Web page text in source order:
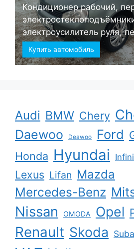
Кондиционер рабочий,
электроусилитель руля,
Купить автомобиль
Audi BMW Chery
Daewoo Deawoo Ford
Honda Hyundai
Lexus Lifan Mazda
Mercedes-Benz
Nissan OMODA Opel
Renault Skoda